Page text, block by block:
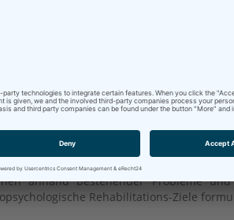
Diagnostik der Psyche
Hirnschädigung,
Angststörungen und/ oder Depression
und der neuropsychologischen
der Untersuchungsergebnisse an die
anhand bestehender Probleme
Rehabilitations-Ziele